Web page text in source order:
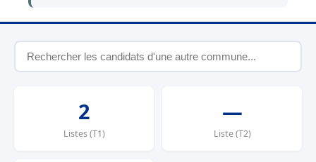
2
Listes (T1)
—
Liste (T2)